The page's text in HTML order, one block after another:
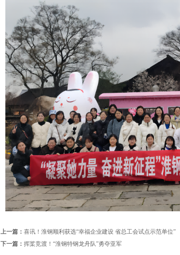
上一篇： 喜讯！淮钢顺利获选“幸福企业建设 省总工会试点示范单位”
下一篇： 挥桨竞渡！“淮钢特钢龙舟队”勇夺亚军